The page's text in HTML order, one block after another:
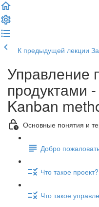
К предыдущей лекции
Управление
продуктами
Kanban
Основные понятия и
Добро
Что такое
Что такое